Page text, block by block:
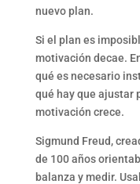
nuevo plan.
Si el plan es
motivación decae.
qué es necesario
qué hay que ajustar
motivación crece.
Sigmund Freud,
de 100 años
balanza y medir.